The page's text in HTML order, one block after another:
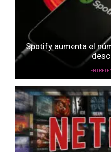
Spotify aumenta el